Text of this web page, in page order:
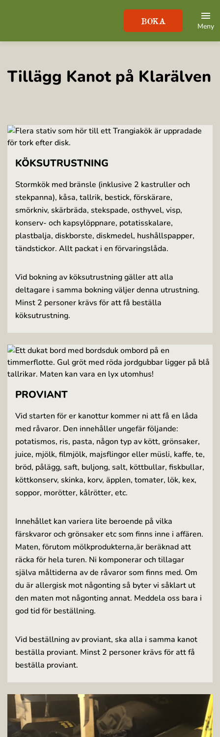
BOKA
Meny
Tillägg Kanot på Klarälven
KÖKSUTRUSTNING
Stormkök med bränsle (inklusive 2 kastruller och
stekpanna), kåsa, tallrik, bestick, förskärare,
smörkniv, skärbräda, stekspade, osthyvel, visp,
konserv- och kapsylöppnare, potatisskalare,
plastbalja, diskborste, diskmedel, hushållspapper,
tändstickor. Allt packat i en förvaringslåda.
Vid bokning av köksutrustning gäller att alla
deltagare i samma bokning väljer denna utrustning.
Minst 2 personer krävs för att få beställa
köksutrustning.
PROVIANT
Vid starten för er kanottur kommer ni att få en låda
med råvaror. Den innehåller ungefär följande:
potatismos, ris, pasta, någon typ av kött, grönsaker,
juice, mjölk, filmjölk, majsflingor eller müsli, kaffe, te,
bröd, pålägg, saft, buljong, salt, köttbullar, fiskbullar,
köttkonserv, skinka, korv, äpplen, tomater, lök, kex,
soppor, morötter, kålrötter, etc.
Innehållet kan variera lite beroende på vilka
färskvaror och grönsaker etc som finns inne i affären.
Maten, förutom mölkprodukterna,är beräknad att
räcka för hela turen. Ni komponerar och tillagar
själva måltiderna av de råvaror som finns med. Om
du är allergisk mot någonting så byter vi såklart ut
den maten mot någonting annat. Meddela oss bara i
god tid för beställning.
Vid beställning av proviant, ska alla i samma kanot
beställa proviant. Minst 2 personer krävs för att få
beställa proviant.